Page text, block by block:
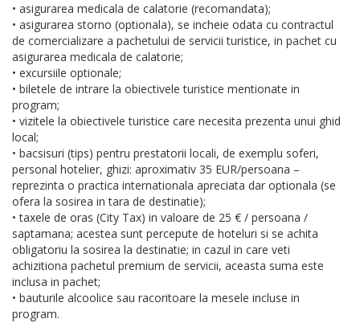
• asigurarea medicala de calatorie (recomandata);
• asigurarea storno (optionala), se incheie odata cu contractul
de comercializare a pachetului de servicii turistice, in pachet cu
asigurarea medicala de calatorie;
• excursiile optionale;
• biletele de intrare la obiectivele turistice mentionate in
program;
• vizitele la obiectivele turistice care necesita prezenta unui ghid
local;
• bacsisuri (tips) pentru prestatorii locali, de exemplu soferi,
personal hotelier, ghizi: aproximativ 35 EUR/persoana –
reprezinta o practica internationala apreciata dar optionala (se
ofera la sosirea in tara de destinatie);
• taxele de oras (City Tax) in valoare de 25 € / persoana /
saptamana; acestea sunt percepute de hoteluri si se achita
obligatoriu la sosirea la destinatie; in cazul in care veti
achizitiona pachetul premium de servicii, aceasta suma este
inclusa in pachet;
• bauturile alcoolice sau racoritoare la mesele incluse in
program.